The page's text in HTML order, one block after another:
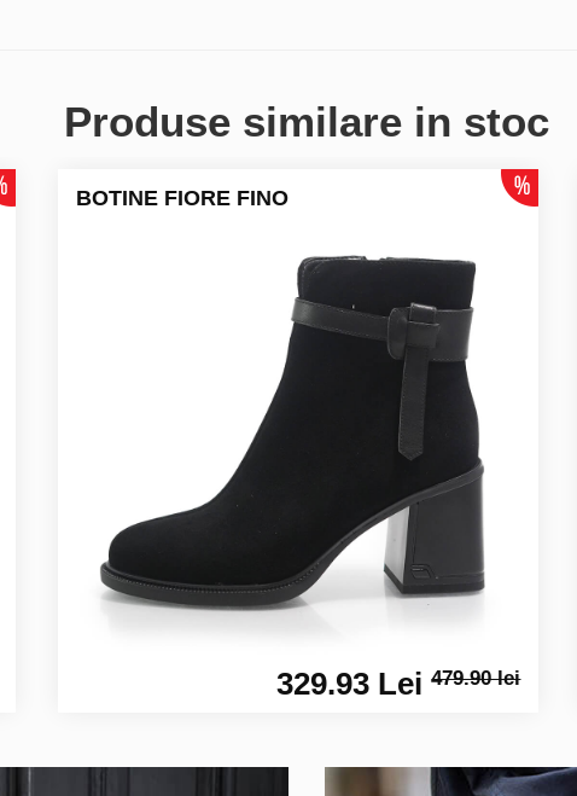
Produse similare in stoc
BOTINE FIORE FINO
329.93 Lei479.90 lei